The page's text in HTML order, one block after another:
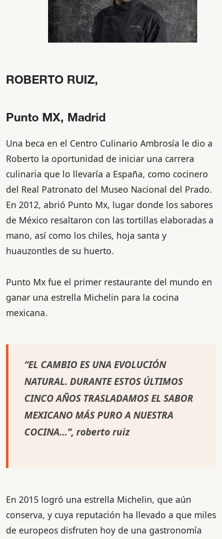
ROBERTO RUIZ,
Punto MX, Madrid
Una beca en el Centro Culinario Ambrosía le dio a
Roberto la oportunidad de iniciar una carrera
culinaria que lo llevaría a España, como cocinero
del Real Patronato del Museo Nacional del Prado.
En 2012, abrió Punto Mx, lugar donde los sabores
de México resaltaron con las tortillas elaboradas a
mano, así como los chiles, hoja santa y
huauzontles de su huerto.
Punto Mx fue el primer restaurante del mundo en
ganar una estrella Michelin para la cocina
mexicana.
“EL CAMBIO ES UNA EVOLUCIÓN
NATURAL. DURANTE ESTOS ÚLTIMOS
CINCO AÑOS TRASLADAMOS EL SABOR
MEXICANO MÁS PURO A NUESTRA
COCINA…”, roberto ruiz
En 2015 logró una estrella Michelin, que aún
conserva, y cuya reputación ha llevado a que miles
de europeos disfruten hoy de una gastronomía